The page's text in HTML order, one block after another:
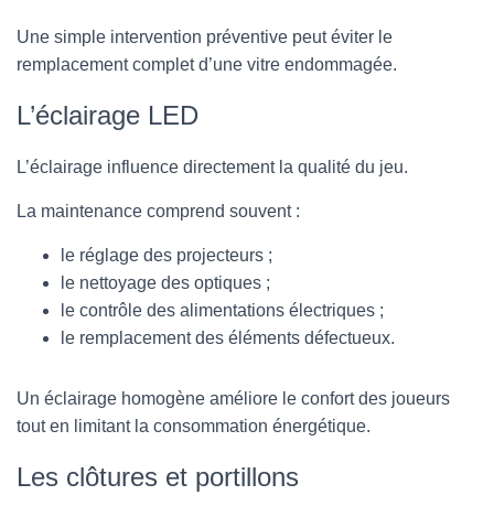
Une simple intervention préventive peut éviter le
remplacement complet d’une vitre endommagée.
L’éclairage LED
L’éclairage influence directement la qualité du jeu.
La maintenance comprend souvent :
le réglage des projecteurs ;
le nettoyage des optiques ;
le contrôle des alimentations électriques ;
le remplacement des éléments défectueux.
Un éclairage homogène améliore le confort des joueurs
tout en limitant la consommation énergétique.
Les clôtures et portillons